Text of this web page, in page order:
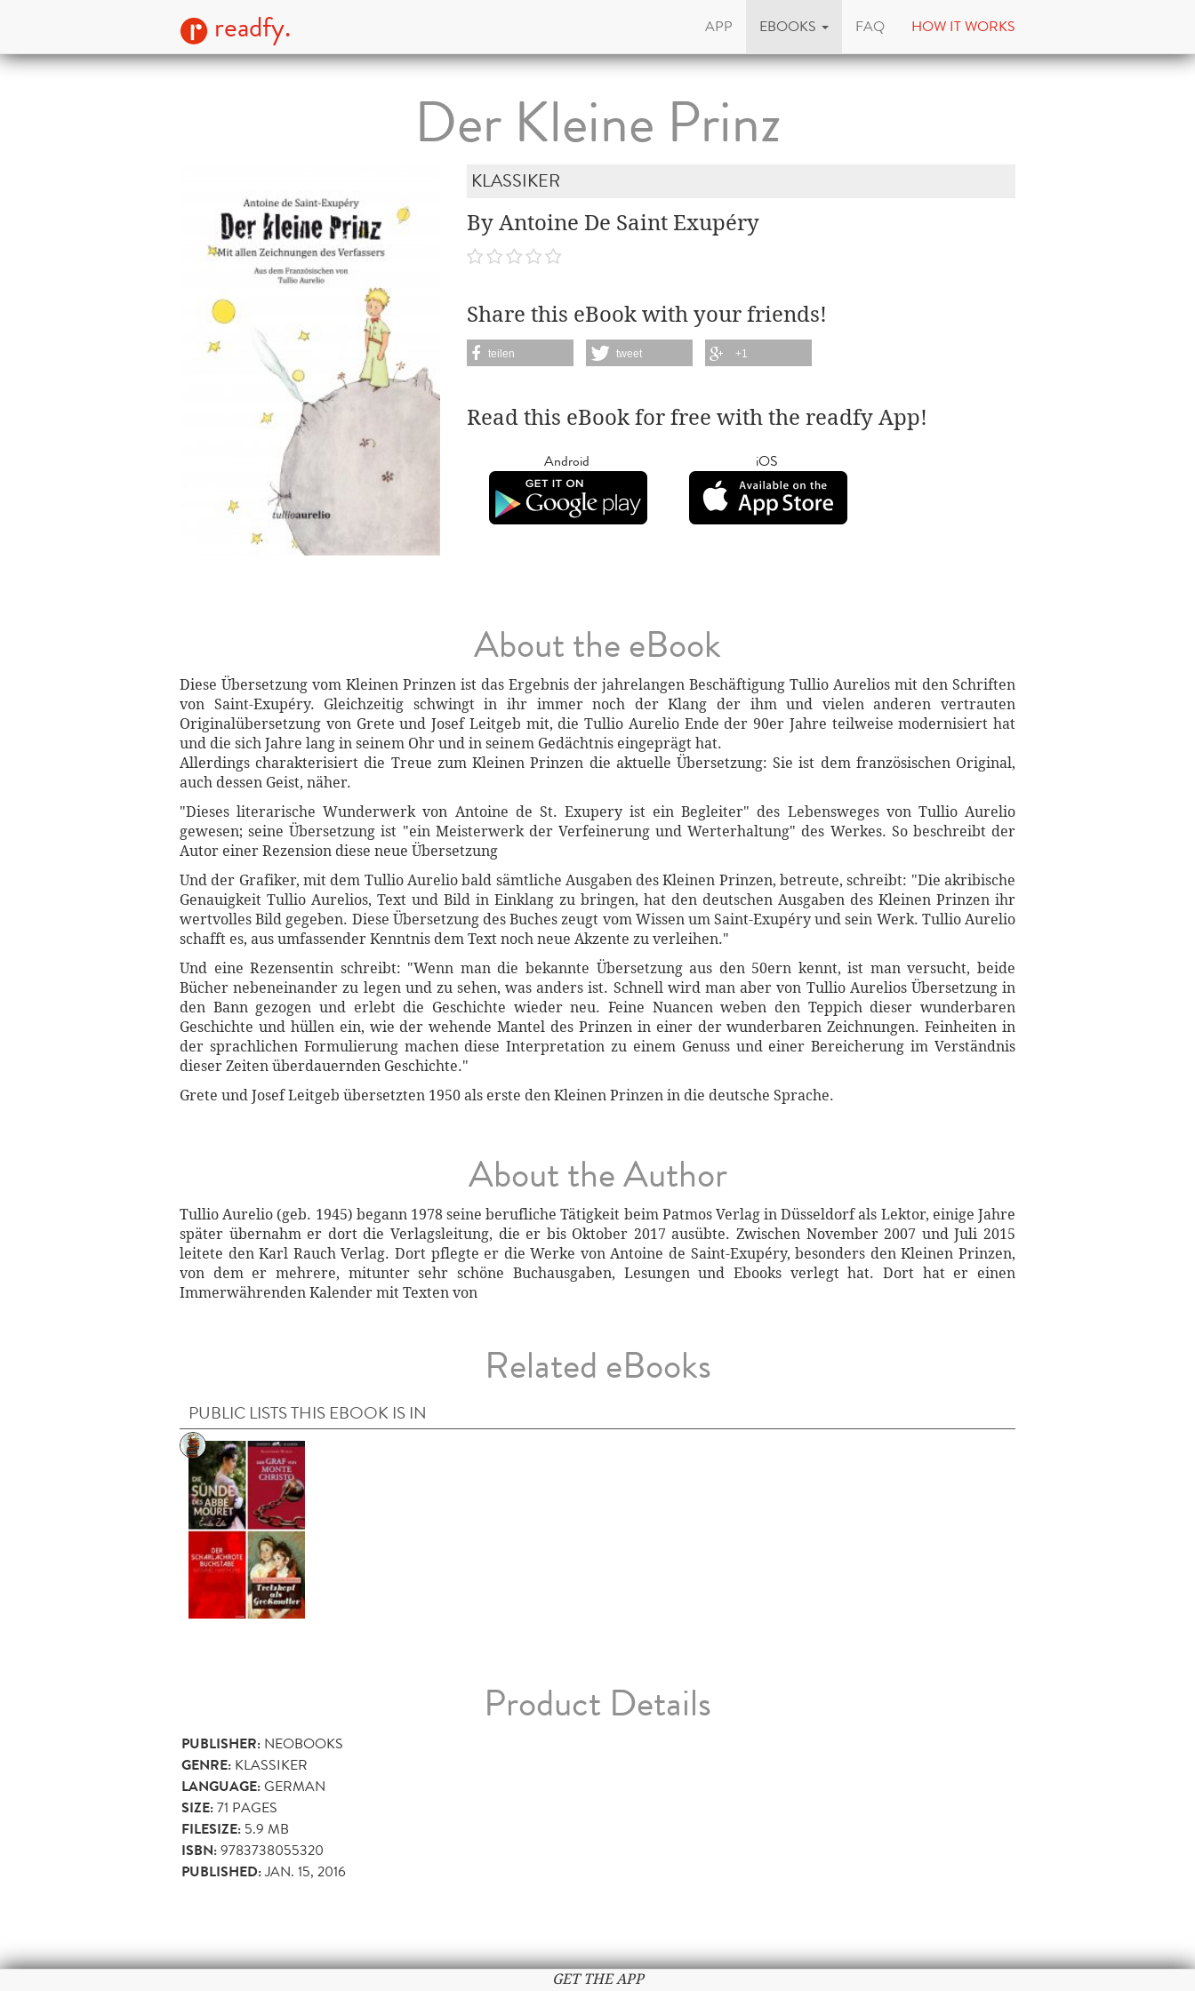
readfy. APP EBOOKS FAQ HOW IT WORKS
Der Kleine Prinz
KLASSIKER
By Antoine De Saint Exupéry
Share this eBook with your friends!
teilen tweet +1
Read this eBook for free with the readfy App!
Android iOS
About the eBook
Diese Übersetzung vom Kleinen Prinzen ist das Ergebnis der jahrelangen Beschäftigung Tullio Aurelios mit den Schriften
von Saint-Exupéry. Gleichzeitig schwingt in ihr immer noch der Klang der ihm und vielen anderen vertrauten
Originalübersetzung von Grete und Josef Leitgeb mit, die Tullio Aurelio Ende der 90er Jahre teilweise modernisiert hat
und die sich Jahre lang in seinem Ohr und in seinem Gedächtnis eingeprägt hat.
Allerdings charakterisiert die Treue zum Kleinen Prinzen die aktuelle Übersetzung: Sie ist dem französischen Original,
auch dessen Geist, näher.
"Dieses literarische Wunderwerk von Antoine de St. Exupery ist ein Begleiter" des Lebensweges von Tullio Aurelio
gewesen; seine Übersetzung ist "ein Meisterwerk der Verfeinerung und Werterhaltung" des Werkes. So beschreibt der
Autor einer Rezension diese neue Übersetzung
Und der Grafiker, mit dem Tullio Aurelio bald sämtliche Ausgaben des Kleinen Prinzen, betreute, schreibt: "Die akribische
Genauigkeit Tullio Aurelios, Text und Bild in Einklang zu bringen, hat den deutschen Ausgaben des Kleinen Prinzen ihr
wertvolles Bild gegeben. Diese Übersetzung des Buches zeugt vom Wissen um Saint-Exupéry und sein Werk. Tullio Aurelio
schafft es, aus umfassender Kenntnis dem Text noch neue Akzente zu verleihen."
Und eine Rezensentin schreibt: "Wenn man die bekannte Übersetzung aus den 50ern kennt, ist man versucht, beide
Bücher nebeneinander zu legen und zu sehen, was anders ist. Schnell wird man aber von Tullio Aurelios Übersetzung in
den Bann gezogen und erlebt die Geschichte wieder neu. Feine Nuancen weben den Teppich dieser wunderbaren
Geschichte und hüllen ein, wie der wehende Mantel des Prinzen in einer der wunderbaren Zeichnungen. Feinheiten in
der sprachlichen Formulierung machen diese Interpretation zu einem Genuss und einer Bereicherung im Verständnis
dieser Zeiten überdauernden Geschichte."
Grete und Josef Leitgeb übersetzten 1950 als erste den Kleinen Prinzen in die deutsche Sprache.
About the Author
Tullio Aurelio (geb. 1945) begann 1978 seine berufliche Tätigkeit beim Patmos Verlag in Düsseldorf als Lektor, einige Jahre
später übernahm er dort die Verlagsleitung, die er bis Oktober 2017 ausübte. Zwischen November 2007 und Juli 2015
leitete den Karl Rauch Verlag. Dort pflegte er die Werke von Antoine de Saint-Exupéry, besonders den Kleinen Prinzen,
von dem er mehrere, mitunter sehr schöne Buchausgaben, Lesungen und Ebooks verlegt hat. Dort hat er einen
Immerwährenden Kalender mit Texten von
Related eBooks
PUBLIC LISTS THIS EBOOK IS IN
Product Details
PUBLISHER: NEOBOOKS
GENRE: KLASSIKER
LANGUAGE:GERMAN
SIZE:71 PAGES
FILESIZE: 5.9 MB
ISBN:9783738055320
PUBLISHED:JAN. 15, 2016
GET THE APP